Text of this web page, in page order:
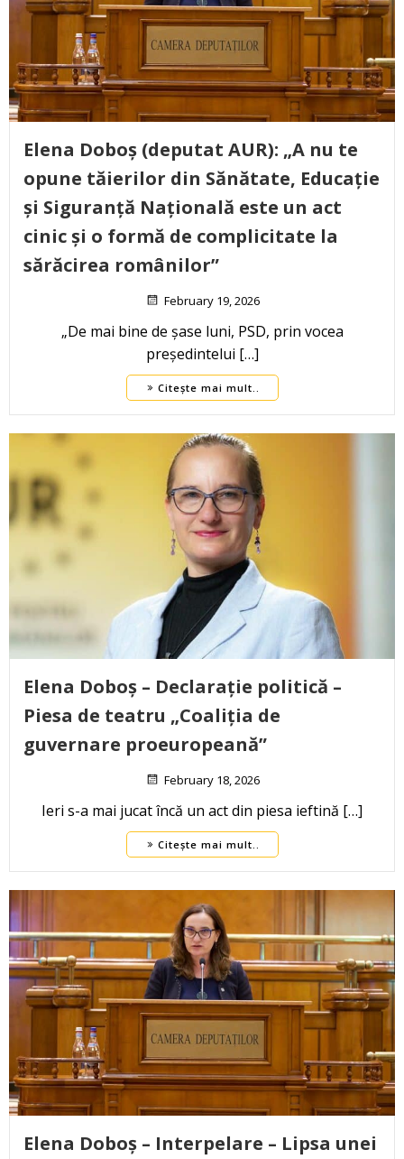
Elena Doboș (deputat AUR): „A nu te
opune tăierilor din Sănătate, Educație
și Siguranță Națională este un act
cinic și o formă de complicitate la
sărăcirea românilor”
February 19, 2026
„De mai bine de șase luni, PSD, prin vocea
președintelui […]
Citește mai mult..
Elena Doboș – Declarație politică –
Piesa de teatru „Coaliția de
guvernare proeuropeană”
February 18, 2026
Ieri s-a mai jucat încă un act din piesa ieftină […]
Citește mai mult..
Elena Doboș – Interpelare – Lipsa unei